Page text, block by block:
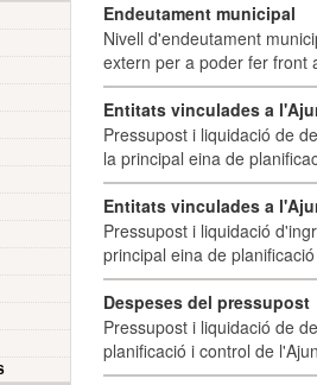
Endeutament municipal
Nivell d'endeutament
extern per a poder fer front
Entitats vinculades a
Pressupost i liquidació de
la principal eina de
Entitats vinculades a
Pressupost i liquidació
principal eina de
Despeses del pressupost
Pressupost i liquidació de
planificació i control de